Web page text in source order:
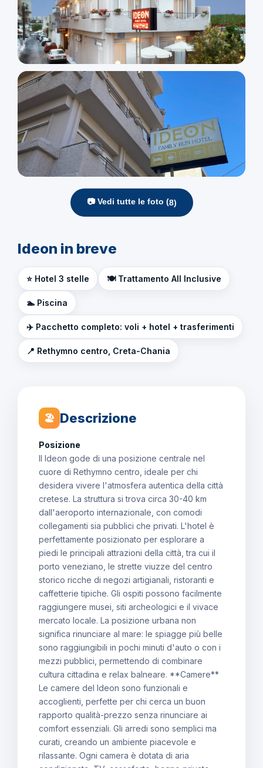
📷 Vedi tutte le foto (8)
Ideon in breve
⭐ Hotel 3 stelle 🍽️ Trattamento All Inclusive
🏊 Piscina
✈️ Pacchetto completo: voli + hotel + trasferimenti
📍 Rethymno centro, Creta-Chania
🏖 Descrizione
Posizione
Il Ideon gode di una posizione centrale nel
cuore di Rethymno centro, ideale per chi
desidera vivere l'atmosfera autentica della città
cretese. La struttura si trova circa 30-40 km
dall'aeroporto internazionale, con comodi
collegamenti sia pubblici che privati. L'hotel è
perfettamente posizionato per esplorare a
piedi le principali attrazioni della città, tra cui il
porto veneziano, le strette viuzze del centro
storico ricche di negozi artigianali, ristoranti e
caffetterie tipiche. Gli ospiti possono facilmente
raggiungere musei, siti archeologici e il vivace
mercato locale. La posizione urbana non
significa rinunciare al mare: le spiagge più belle
sono raggiungibili in pochi minuti d'auto o con i
mezzi pubblici, permettendo di combinare
cultura cittadina e relax balneare. **Camere**
Le camere del Ideon sono funzionali e
accoglienti, perfette per chi cerca un buon
rapporto qualità-prezzo senza rinunciare ai
comfort essenziali. Gli arredi sono semplici ma
curati, creando un ambiente piacevole e
rilassante. Ogni camera è dotata di aria